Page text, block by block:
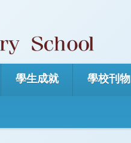
學生成就 學校刊物